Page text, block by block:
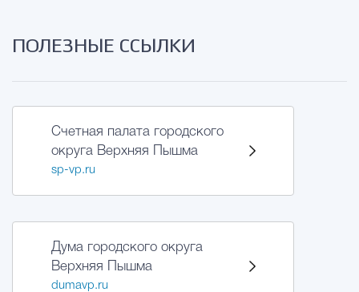
ПОЛЕЗНЫЕ ССЫЛКИ
Счетная палата городского
округа Верхняя Пышма
sp-vp.ru
Дума городского округа
Верхняя Пышма
dumavp.ru